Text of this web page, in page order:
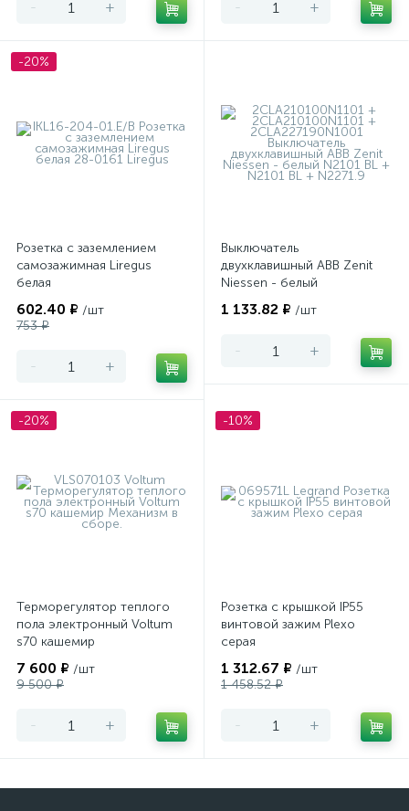
- + - +
-20%
Розетка с заземлением
самозажимная Liregus
белая
602.40 ₽ /шт
753 ₽
- +
Выключатель
двухклавишный ABB Zenit
Niessen - белый
1 133.82 ₽ /шт
- +
-20%
Терморегулятор теплого
пола электронный Voltum
s70 кашемир
7 600 ₽ /шт
9 500 ₽
- +
-10%
Розетка с крышкой IP55
винтовой зажим Plexo
серая
1 312.67 ₽ /шт
1 458.52 ₽
- +